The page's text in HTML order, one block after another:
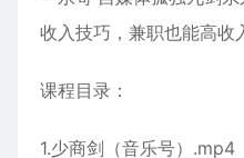
课程目录：
1.少商剑（音乐号）.mp4